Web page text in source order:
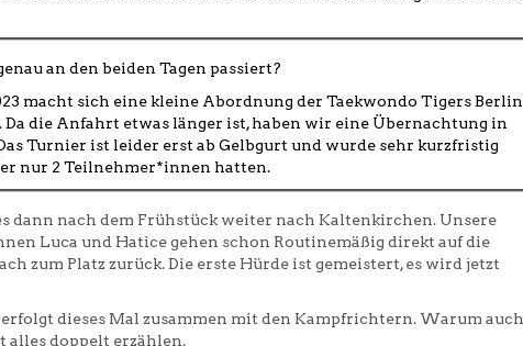
an den beiden Tagen passiert?
macht sich eine kleine Abordnung der Taekwondo Tigers Berlin
Da die Anfahrt etwas länger ist, haben wir eine Übernachtung in
Turnier ist leider erst ab Gelbgurt und wurde sehr kurzfristig
nur 2 Teilnehmer*innen hatten.
dann nach dem Frühstück weiter nach Kaltenkirchen. Unsere
Luca und Hatice gehen schon Routinemäßig direkt auf die
zum Platz zurück. Die erste Hürde ist gemeistert, es wird jetzt
dieses Mal zusammen mit den Kampfrichtern. Warum auch
alles doppelt erzählen.